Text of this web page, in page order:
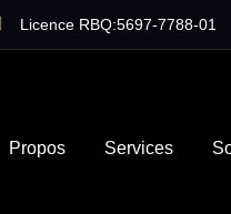
Licence RBQ:5697-7788-01
Propos Services